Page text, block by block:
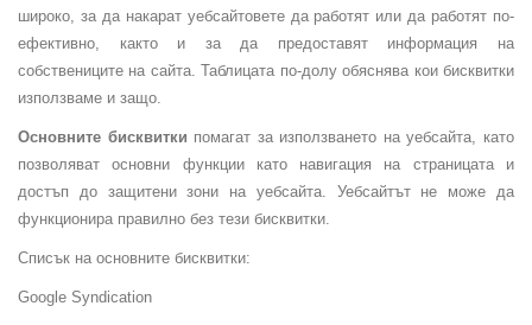
широко, за да накарат уебсайтовете да работят или да работят по-
ефективно, както и за да предоставят информация на
собствениците на сайта. Таблицата по-долу обяснява кои бисквитки
използваме и защо.
Основните бисквитки помагат за използването на уебсайта, като
позволяват основни функции като навигация на страницата и
достъп до защитени зони на уебсайта. Уебсайтът не може да
функционира правилно без тези бисквитки.
Списък на основните бисквитки:
Google Syndication